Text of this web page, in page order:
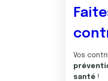
Vos
santé !